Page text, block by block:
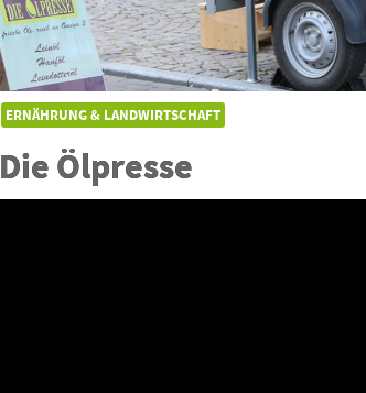
ERNÄHRUNG & LANDWIRTSCHAFT
Die Ölpresse